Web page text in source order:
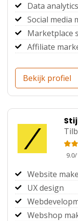
Data analytics
Social media
Marketplace
Affiliate
Bekijk profiel
9.0/
Website
UX design
Webshop